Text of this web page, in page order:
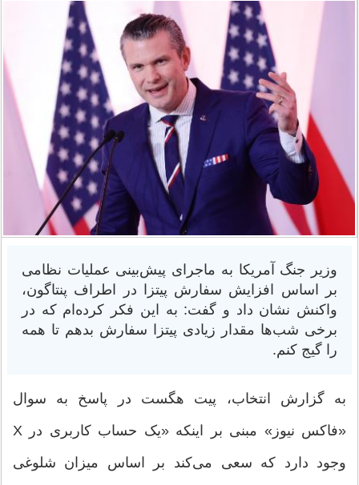
وزیر جنگ آمریکا به ماجرای پیش‌بینی عملیات نظامی
بر اساس افزایش سفارش پیتزا در اطراف پنتاگون،
واکنش نشان داد و گفت: به این فکر کرده‌ام که در
برخی شب‌ها مقدار زیادی پیتزا سفارش بدهم تا همه
را گیج کنم.
به گزارش انتخاب، پیت هگست در پاسخ به سوال
«فاکس نیوز» مبنی بر اینکه «یک حساب کاربری در X
وجود دارد که سعی می‌کند بر اساس میزان شلوغی